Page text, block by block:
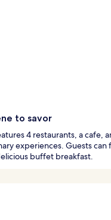
to savor
4 restaurants, a cafe,
experiences. Guests can
buffet breakfast.